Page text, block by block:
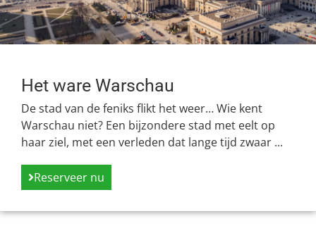
Het ware Warschau
De stad van de feniks flikt het weer… Wie kent
Warschau niet? Een bijzondere stad met eelt op
haar ziel, met een verleden dat lange tijd zwaar ...
Reserveer nu